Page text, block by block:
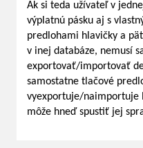
Ak si teda užívateľ v
výplatnú pásku aj s
predlohami hlavičky a
v inej databáze, nemusí
exportovať/importovať
samostatne tlačové
vyexportuje/naimportuje
môže hneď spustiť jej